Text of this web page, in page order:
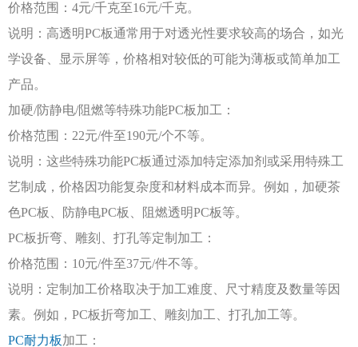
价格范围： 4元/千克至16元/千克。
说明：高透明PC板通常用于对透光性要求较高的场合，如光
学设备、显示屏等，价格相对较低的可能为薄板或简单加工
产品。
加硬/防静电/阻燃等特殊功能PC板加工：
价格范围： 22元/件至190元/个不等。
说明：这些特殊功能PC板通过添加特定添加剂或采用特殊工
艺制成，价格因功能复杂度和材料成本而异。例如，加硬茶
色PC板、防静电PC板、阻燃透明PC板等。
PC板折弯、雕刻、打孔等定制加工：
价格范围： 10元/件至37元/件不等。
说明：定制加工价格取决于加工难度、尺寸精度及数量等因
素。例如， PC板折弯加工、雕刻加工、打孔加工等。
PC耐力板加工：